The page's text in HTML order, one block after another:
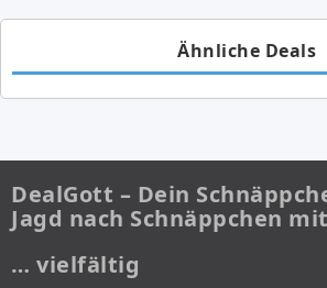
Ähnliche Deals
DealGott – Dein
Jagd nach Schnäppchen
… vielfältig